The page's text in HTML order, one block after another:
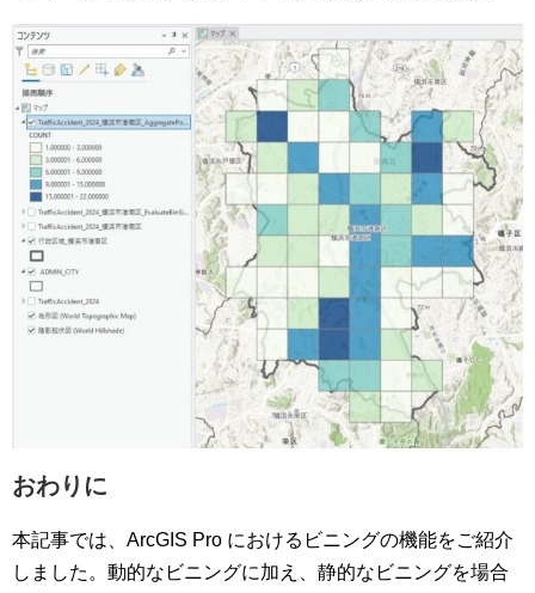
おわりに
本記事では、ArcGIS Pro におけるビニングの機能をご紹介
しました。動的なビニングに加え、静的なビニングを場合